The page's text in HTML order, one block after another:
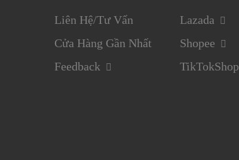
Liên Hệ/Tư Vấn
Cửa Hàng Gần Nhất
Feedback
Lazada
Shopee
TikTokShop